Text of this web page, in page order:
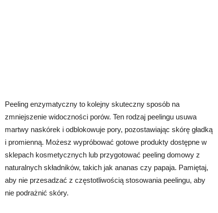
Peeling enzymatyczny to kolejny skuteczny sposób na
zmniejszenie widoczności porów. Ten rodzaj peelingu usuwa
martwy naskórek i odblokowuje pory, pozostawiając skórę gładką
i promienną. Możesz wypróbować gotowe produkty dostępne w
sklepach kosmetycznych lub przygotować peeling domowy z
naturalnych składników, takich jak ananas czy papaja. Pamiętaj,
aby nie przesadzać z częstotliwością stosowania peelingu, aby
nie podrażnić skóry.